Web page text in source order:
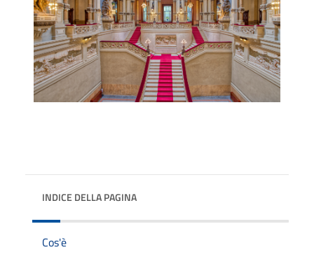
INDICE DELLA PAGINA
Cos'è